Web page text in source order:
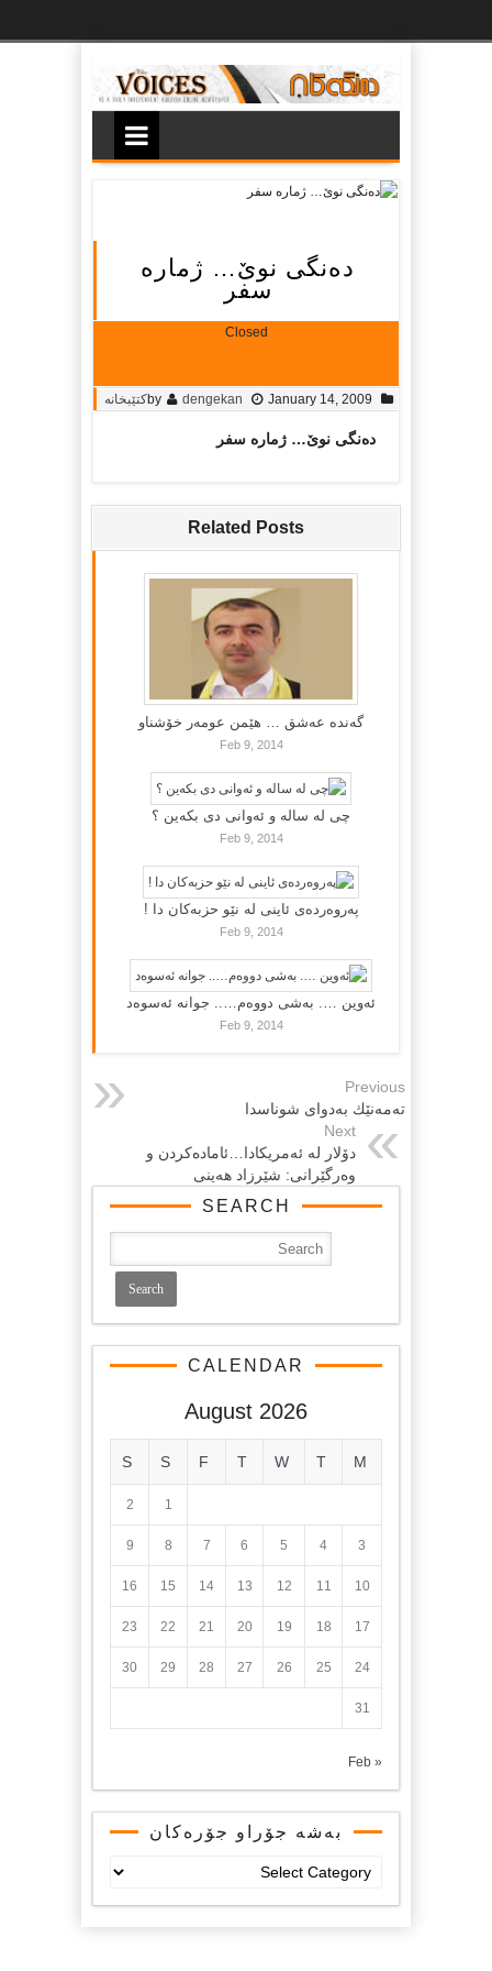
ده‌نگی نوێ… ژماره‌
سفر
Closed
by dengekan January 14, 2009 کتێبخانە
ده‌نگی نوێ… ژماره‌ سفر
Related Posts
گه‌نده‌ عه‌شق … هێمن عومه‌ر خۆشناو
Feb 9, 2014
چی لە سالە و ئەوانی دی بكەین ؟
Feb 9, 2014
پەروەردەی ئاینی لە نێو حزبەکان دا !
Feb 9, 2014
ئەوین …. بەشی دووەم….. جوانە ئەسوەد
Feb 9, 2014
Previous
تەمەنێك بەدوای شوناسدا
Next
دۆلار له‌ ئه‌مریکادا…ئاماده‌کردن و
وه‌رگێرانی: شێرزاد هه‌ینی
SEARCH
CALENDAR
August 2026
M
T
W
T
F
S
S
1
2
3
4
5
6
7
8
9
10
11
12
13
14
15
16
17
18
19
20
21
22
23
24
25
26
27
28
29
30
31
« Feb
بەشە جۆراو جۆرەکان
جۆرەکان